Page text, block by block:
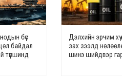
бүс
байдал
түвшинд
Дэлхийн эрчим
зах зээлд
шинэ шийдвэр